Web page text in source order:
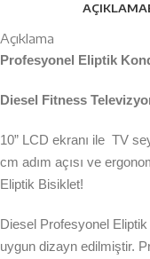
AÇIKLAMA
Açıklama
Profesyonel Eliptik
Diesel Fitness
10” LCD ekranı ile TV
cm adım açısı ve
Eliptik Bisiklet!
Diesel Profesyonel
uygun dizayn edilmiştir.